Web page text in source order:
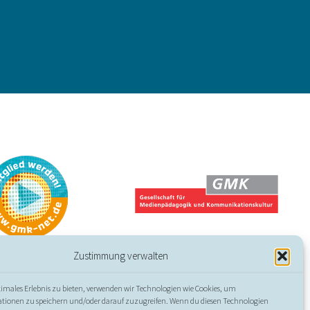
Zustimmung verwalten
Erlebnis zu bieten, verwenden wir Technologien wie Cookies, um
zu speichern und/oder darauf zuzugreifen. Wenn du diesen Technologien
//Datenschutz//Erklärung zur Barrierefreiheit